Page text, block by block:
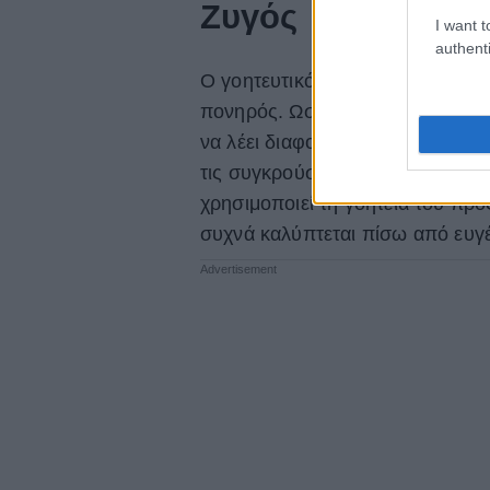
I want
Ζυγός
Ο γοητευτικός και
πονηρός. Ωστόσο, η ανάγκη του
να λέει διαφορετικά πράγματα
τις συγκρούσεις. Γνωρίζει πώς
χρησιμοποιεί τη γοητεία του
συχνά καλύπτεται πίσω από